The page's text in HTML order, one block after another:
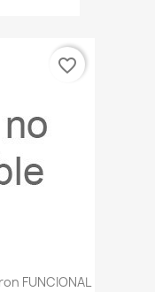
FUNCIONAL
favorite_border